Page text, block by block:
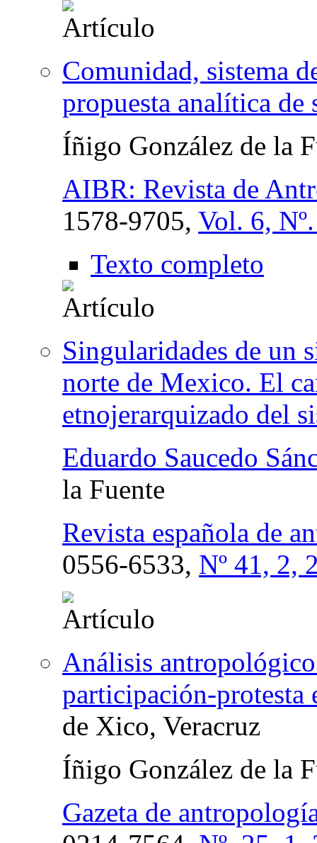
Comunidad, sistema
propuesta analítica de
Íñigo González de la
AIBR: Revista de
1578-9705, Vol. 6,
Texto completo
Singularidades de un
norte de Mexico. El
etnojerarquizado del
Eduardo Saucedo
la Fuente
Revista española de
0556-6533, Nº 41, 2,
Análisis
participación-protesta
de Xico, Veracruz
Íñigo González de la
Gazeta de